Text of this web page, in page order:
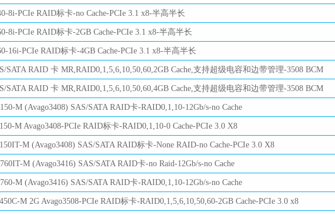
8i-PCIe RAID标卡-no Cache-PCIe 3.1 x8-半高半长
8i-PCIe RAID标卡-2GB Cache-PCIe 3.1 x8-半高半长
16i-PCIe RAID标卡-4GB Cache-PCIe 3.1 x8-半高半长
SATA RAID 卡 MR,RAID0,1,5,6,10,50,60,2GB Cache,支持超级电容和边带管理-3508 BCM
SATA RAID 卡 MR,RAID0,1,5,6,10,50,60,4GB Cache,支持超级电容和边带管理-3508 BCM
M (Avago3408) SAS/SATA RAID卡-RAID0,1,10-12Gb/s-no Cache
M Avago3408-PCIe RAID标卡-RAID0,1,10-0 Cache-PCIe 3.0 X8
M (Avago3408) SAS/SATA RAID标卡-None RAID-no Cache-PCIe 3.0 X8
M (Avago3416) SAS/SATA RAID卡-no Raid-12Gb/s-no Cache
M (Avago3416) SAS/SATA RAID卡-RAID0,1,10-12Gb/s-no Cache
M 2G Avago3508-PCIe RAID标卡-RAID0,1,5,6,10,50,60-2GB Cache-PCIe 3.0 x8